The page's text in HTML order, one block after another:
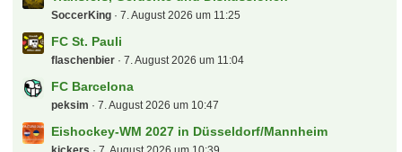
sox13 7. August 2026 um 12:44
Sammelsuchfred Darts WM 26/27 - Ally Pally
bahrlotelli93 7. August 2026 um 12:41
[B] 2x Gracie Abrams Amsterdam Steher 07.05.2027
rausmade 7. August 2026 um 12:38
Schweiz - SuperLeague